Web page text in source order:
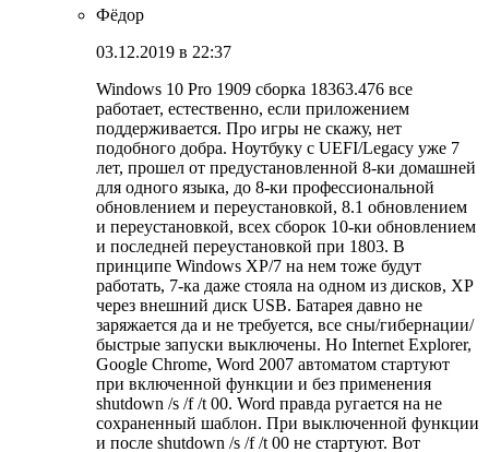
Фёдор
03.12.2019 в 22:37
Windows 10 Pro 1909 сборка 18363.476 все
работает, естественно, если приложением
поддерживается. Про игры не скажу, нет
подобного добра. Ноутбуку с UEFI/Legacy уже 7
лет, прошел от предустановленной 8-ки домашней
для одного языка, до 8-ки профессиональной
обновлением и переустановкой, 8.1 обновлением
и переустановкой, всех сборок 10-ки обновлением
и последней переустановкой при 1803. В
принципе Windows XP/7 на нем тоже будут
работать, 7-ка даже стояла на одном из дисков, ХР
через внешний диск USB. Батарея давно не
заряжается да и не требуется, все сны/гибернации/
быстрые запуски выключены. Но Internet Explorer,
Google Chrome, Word 2007 автоматом стартуют
при включенной функции и без применения
shutdown /s /f /t 00. Word правда ругается на не
сохраненный шаблон. При выключенной функции
и после shutdown /s /f /t 00 не стартуют. Вот